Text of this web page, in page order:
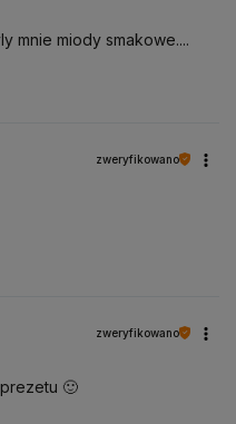
mnie miody smakowe....
zweryfikowano
zweryfikowano
🙂